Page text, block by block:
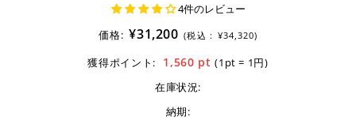
4件のレビュー
価格: ¥31,200 (税込 : ¥34,320)
獲得ポイント: 1,560 pt(1pt = 1円)
在庫状況:
納期: